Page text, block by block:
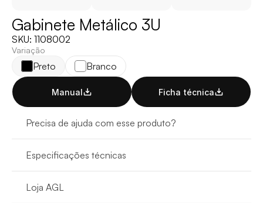
Gabinete Metálico 3U
SKU: 1108002
Variação
Preto Branco
Manual Ficha técnica
Precisa de ajuda com esse produto?
Especificações técnicas
Loja AGL